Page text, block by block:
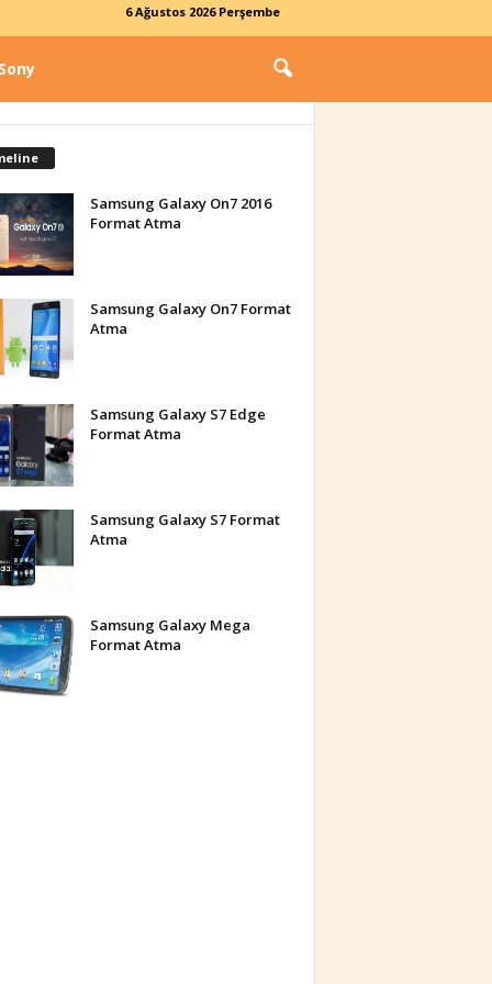
6 Ağustos 2026 Perşembe
Sony
Samsung Galaxy On7 2016
Format Atma
Samsung Galaxy On7 Format
Atma
Samsung Galaxy S7 Edge
Format Atma
Samsung Galaxy S7 Format
Atma
Samsung Galaxy Mega
Format Atma